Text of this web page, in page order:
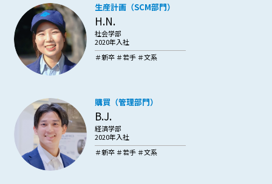
生産計画（SCM部門）
H.N.
社会学部
2020年入社
＃新卒 ＃若手 ＃文系
購買（管理部門）
B.J.
経済学部
2020年入社
＃新卒 ＃若手 ＃文系